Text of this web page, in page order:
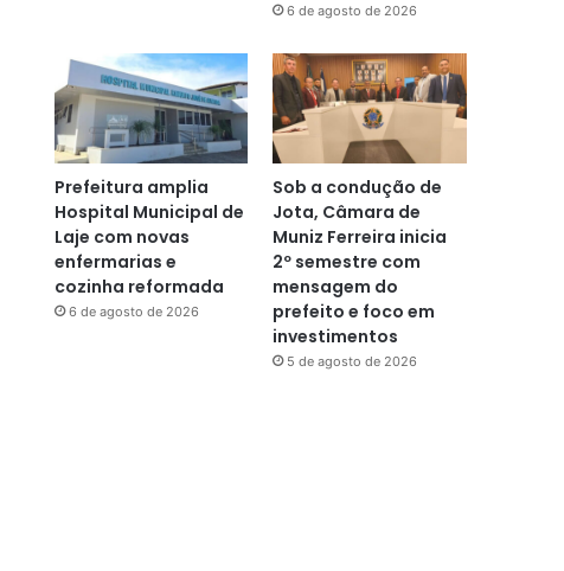
6 de agosto de 2026
Prefeitura amplia
Hospital Municipal de
Laje com novas
enfermarias e
cozinha reformada
6 de agosto de 2026
Sob a condução de
Jota, Câmara de
Muniz Ferreira inicia
2º semestre com
mensagem do
prefeito e foco em
investimentos
5 de agosto de 2026